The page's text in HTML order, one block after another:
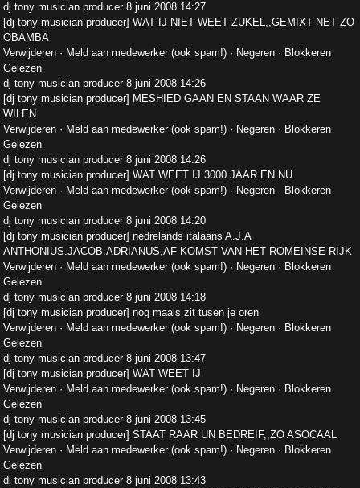
dj tony musician producer 8 juni 2008 14:27
[dj tony musician producer] WAT IJ NIET WEET ZUKEL,,GEMIXT NET ZO
OBAMBA
Verwijderen · Meld aan medewerker (ook spam!) · Negeren · Blokkeren
Gelezen
dj tony musician producer 8 juni 2008 14:26
[dj tony musician producer] MESHIED GAAN EN STAAN WAAR ZE
WILEN
Verwijderen · Meld aan medewerker (ook spam!) · Negeren · Blokkeren
Gelezen
dj tony musician producer 8 juni 2008 14:26
[dj tony musician producer] WAT WEET IJ 3000 JAAR EN NU
Verwijderen · Meld aan medewerker (ook spam!) · Negeren · Blokkeren
Gelezen
dj tony musician producer 8 juni 2008 14:20
[dj tony musician producer] nedrelands italaans A.J.A
ANTHONIUS.JACOB.ADRIANUS,AF KOMST VAN HET ROMEINSE RIJK
Verwijderen · Meld aan medewerker (ook spam!) · Negeren · Blokkeren
Gelezen
dj tony musician producer 8 juni 2008 14:18
[dj tony musician producer] nog maals zit tusen je oren
Verwijderen · Meld aan medewerker (ook spam!) · Negeren · Blokkeren
Gelezen
dj tony musician producer 8 juni 2008 13:47
[dj tony musician producer] WAT WEET IJ
Verwijderen · Meld aan medewerker (ook spam!) · Negeren · Blokkeren
Gelezen
dj tony musician producer 8 juni 2008 13:45
[dj tony musician producer] STAAT RAAR UN BEDREIF,,ZO ASOCAAL
Verwijderen · Meld aan medewerker (ook spam!) · Negeren · Blokkeren
Gelezen
dj tony musician producer 8 juni 2008 13:43